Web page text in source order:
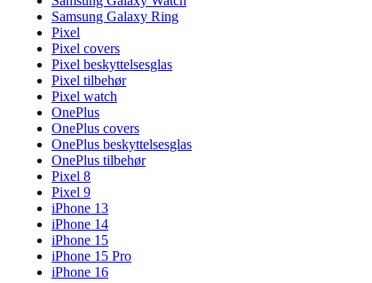
Samsung Galaxy Ring
Pixel
Pixel covers
Pixel beskyttelsesglas
Pixel tilbehør
Pixel watch
OnePlus
OnePlus covers
OnePlus beskyttelsesglas
OnePlus tilbehør
Pixel 8
Pixel 9
iPhone 13
iPhone 14
iPhone 15
iPhone 15 Pro
iPhone 16